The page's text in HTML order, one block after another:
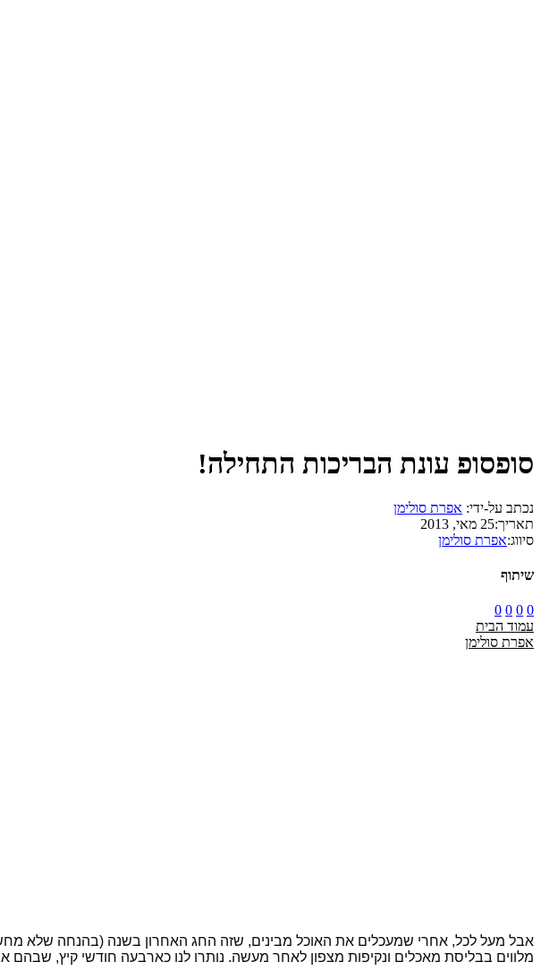
סופסופ עונת הבריכות התחילה!
נכתב על-ידי: אפרת סולימן
תאריך:25 מאי, 2013
סיווג:אפרת סולימן
שיתוף
0
0
0
0
עמוד הבית
אפרת סולימן
אבל מעל לכל, אחרי שמעכלים את האוכל מבינים, שזה החג האחרון בשנה (בהנחה שלא
מלווים בבליסת מאכלים ונקיפות מצפון לאחר מעשה. נותרו לנו כארבעה חודשי קיץ, שבהם